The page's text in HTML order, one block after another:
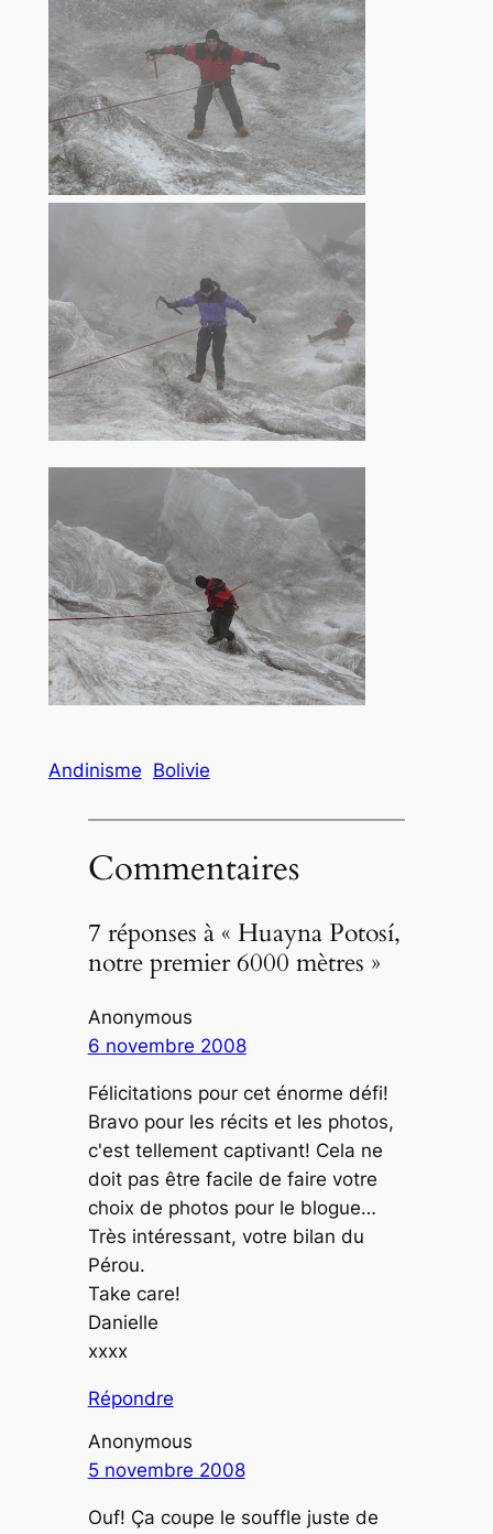
Andinisme Bolivie
Commentaires
7 réponses à « Huayna Potosí,
notre premier 6000 mètres »
Anonymous
6 novembre 2008
Félicitations pour cet énorme défi!
Bravo pour les récits et les photos,
c'est tellement captivant! Cela ne
doit pas être facile de faire votre
choix de photos pour le blogue…
Très intéressant, votre bilan du
Pérou.
Take care!
Danielle
xxxx
Répondre
Anonymous
5 novembre 2008
Ouf! Ça coupe le souffle juste de